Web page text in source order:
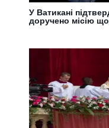
У Ватикані
доручено місію